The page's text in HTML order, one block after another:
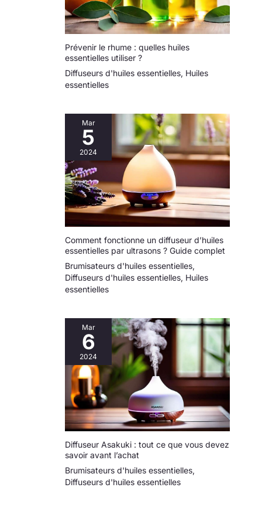
haut de gamme
pour la maison,
l'hôtel ou l'espace
de travail.
peau d'orange séchées. 4. N'utilisez pas d'huiles de
camphor ou d'agarwood. 5. N'utilisez pas d'huile de
cannelle, d'huiles de résine ou d'huiles épaisses. 6.
Ne diluez pas les huiles avec de l’eau.
Prévenir le rhume : quelles huiles
essentielles utiliser ?
Diffuseurs d'huiles essentielles, Huiles
essentielles
Mar
5
2024
Comment fonctionne un diffuseur d’huiles
essentielles par ultrasons ? Guide complet
Brumisateurs d'huiles essentielles,
Diffuseurs d'huiles essentielles, Huiles
essentielles
Mar
6
2024
Diffuseur Asakuki : tout ce que vous devez
savoir avant l’achat
Brumisateurs d'huiles essentielles,
Diffuseurs d'huiles essentielles